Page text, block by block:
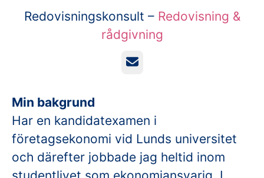
Redovisningskonsult – Redovisning &
rådgivning
E-post
Min bakgrund
Har en kandidatexamen i
företagsekonomi vid Lunds universitet
och därefter jobbade jag heltid inom